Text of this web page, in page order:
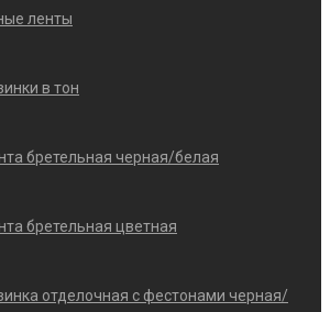
ленты
в тон
бретельная черная/белая
бретельная цветная
отделочная с фестонами черная/